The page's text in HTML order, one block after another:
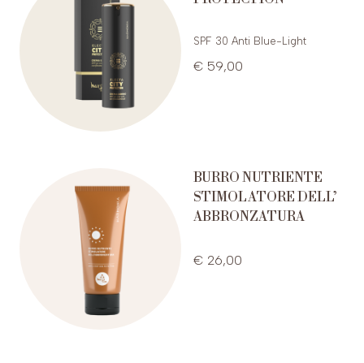
SPF 30 Anti Blue-Light
€ 59,00
BURRO NUTRIENTE
STIMOLATORE DELL’
ABBRONZATURA
€ 26,00